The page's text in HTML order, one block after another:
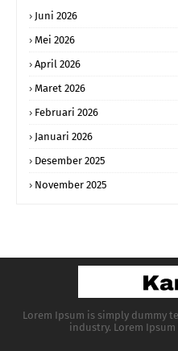
Juni 2026
Mei 2026
April 2026
Maret 2026
Februari 2026
Januari 2026
Desember 2025
November 2025
Lorem Ipsum is simply dummy
industry. Lorem